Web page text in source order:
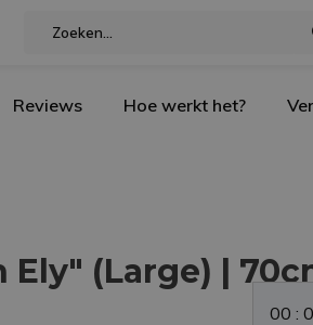
Reviews Hoe werkt het?
(Large) |
00 :